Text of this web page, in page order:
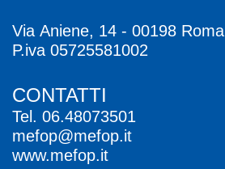
Via Aniene, 14 - 00198 Roma
P.iva 05725581002
CONTATTI
Tel. 06.48073501
mefop@mefop.it
www.mefop.it